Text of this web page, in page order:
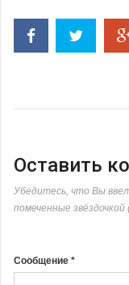
Оставить
Убедитесь, что Вы
помеченные звёздочкой
Сообщение *